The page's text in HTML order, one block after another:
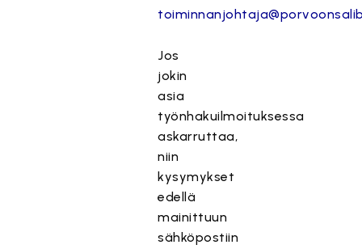
Jos
jokin
asia
työnhakuilmoituksessa
askarruttaa,
niin
kysymykset
edellä
mainittuun
sähköpostiin